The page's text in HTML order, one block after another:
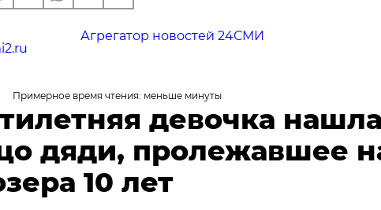
Агрегатор новостей 24СМИ
Примерное время чтения: меньше минуты
девочка нашла
дяди, пролежавшее
10 лет